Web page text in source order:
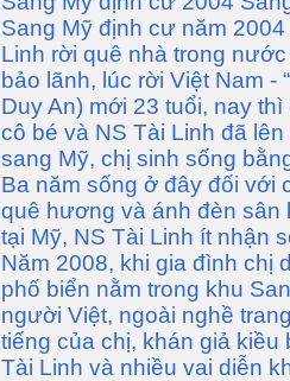
Sang Mỹ định cư năm
Linh rời quê nhà trong
bảo lãnh, lúc rời Việt Nam -
Duy An) mới 23 tuổi, nay
cô bé và NS Tài Linh đã
sang Mỹ, chị sinh sống
Ba năm sống ở đây đối với
quê hương và ánh đèn
tại Mỹ, NS Tài Linh ít nhận
Năm 2008, khi gia đình chị
phố biển nằm trong khu
người Việt, ngoài nghề
tiếng của chị, khán giả kiều
Tài Linh và nhiều vai diễn